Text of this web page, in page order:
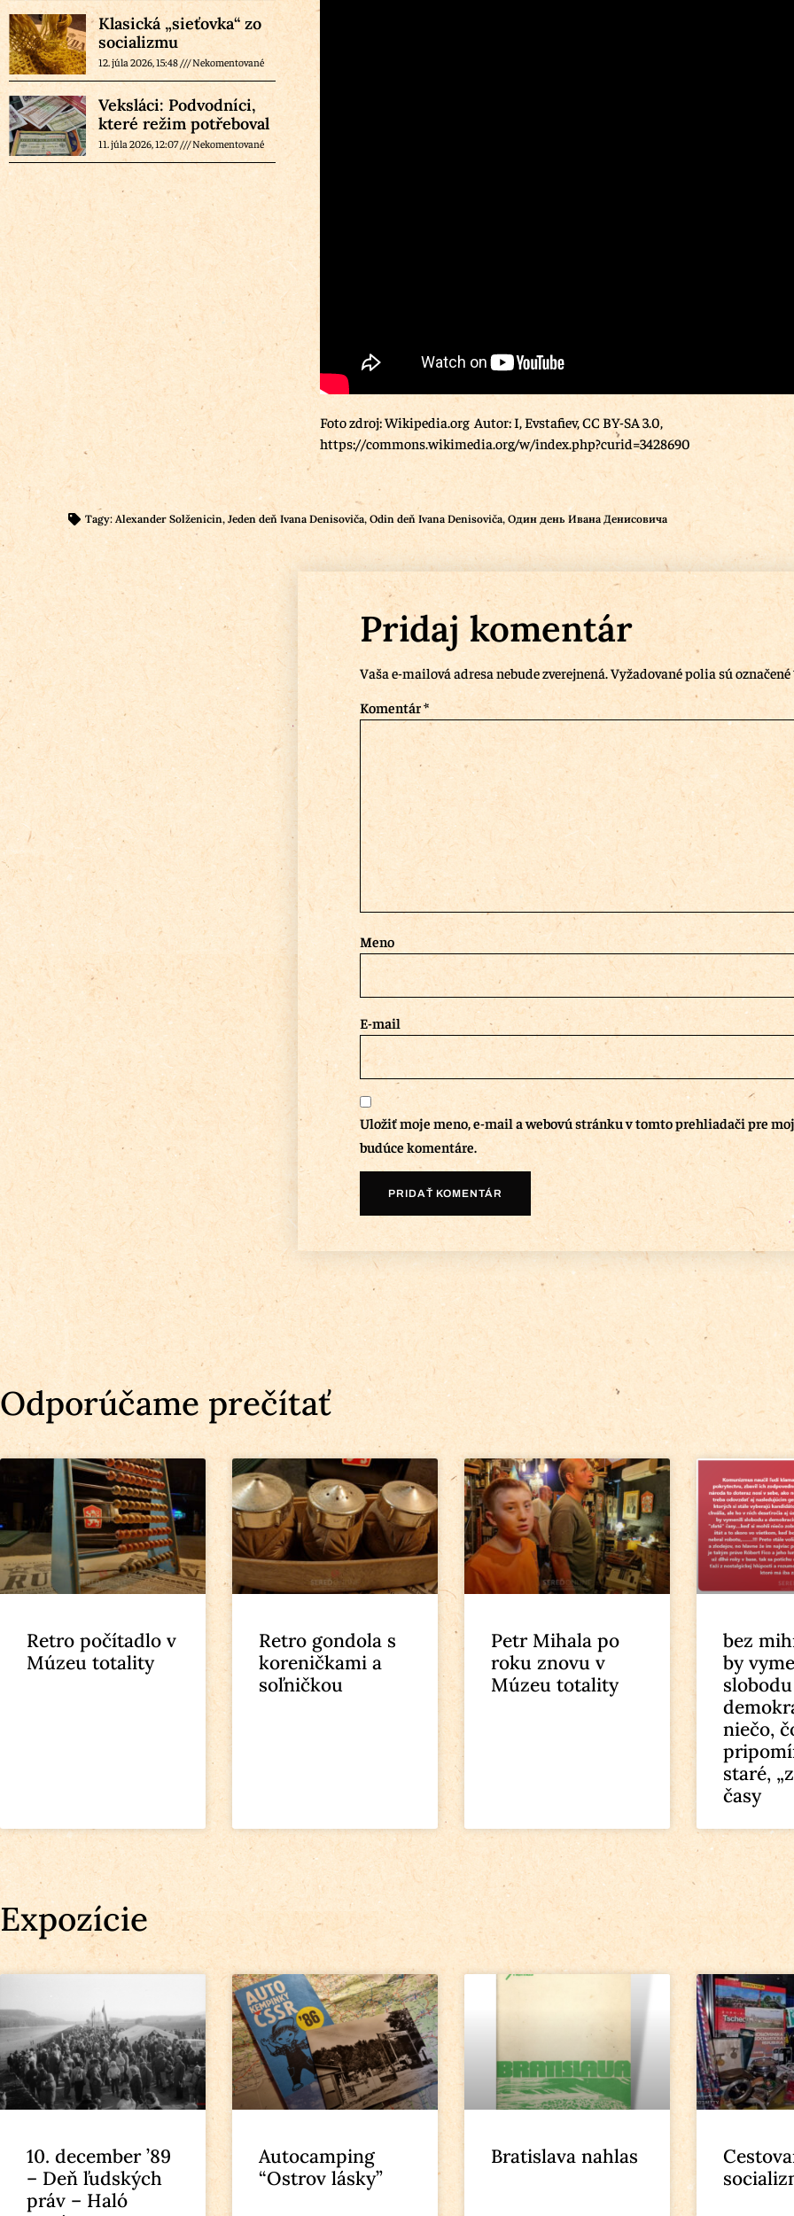
Klasická „sieťovka“ zo
socializmu
12. júla 2026, 15:48 Nekomentované
Veksláci: Podvodníci,
které režim potřeboval
11. júla 2026, 12:07 Nekomentované
Foto zdroj: Wikipedia.org Autor: I, Evstafiev, CC BY-SA 3.0,
https://commons.wikimedia.org/w/index.php?curid=3428690
Tagy:Alexander Solženicin, Jeden deň Ivana Denisoviča, Odin deň Ivana Denisoviča, Один день Ивана Денисовича
Pridaj komentár
Vaša e-mailová adresa nebude zverejnená.Vyžadované polia sú označené
Komentár*
Meno
E-mail
Uložiť moje meno, e-mail a webovú stránku v tomto prehliadači pre
budúce komentáre.
Odporúčame prečítať
Retro počítadlo v
Múzeu totality
Retro gondola s
koreničkami a
soľničkou
Petr Mihala po
roku znovu v
Múzeu totality
bez
by
niečo,
staré,
časy
Expozície
10. december ’89
– Deň ľudských
práv – Haló
Autocamping
“Ostrov lásky”
Bratislava nahlas